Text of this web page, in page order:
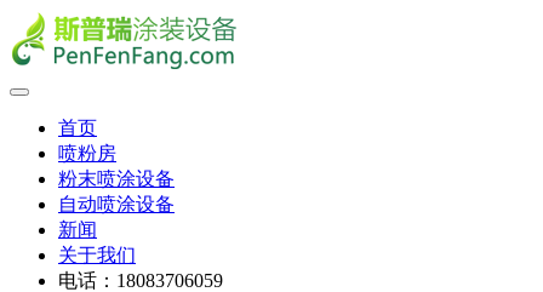
首页
喷粉房
粉末喷涂设备
自动喷涂设备
新闻
关于我们
电话：18083706059